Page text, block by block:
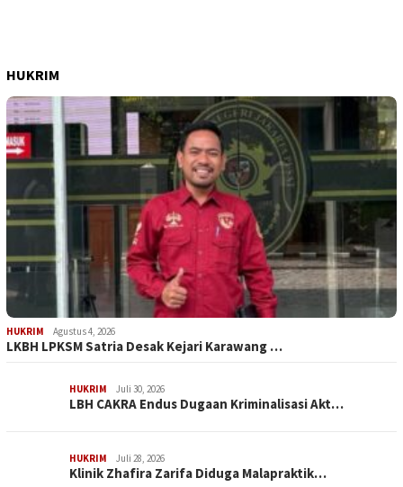
HUKRIM
HUKRIM Agustus 4, 2026
LKBH LPKSM Satria Desak Kejari Karawang …
HUKRIM Juli 30, 2026
LBH CAKRA Endus Dugaan Kriminalisasi Akt…
HUKRIM Juli 28, 2026
Klinik Zhafira Zarifa Diduga Malapraktik…